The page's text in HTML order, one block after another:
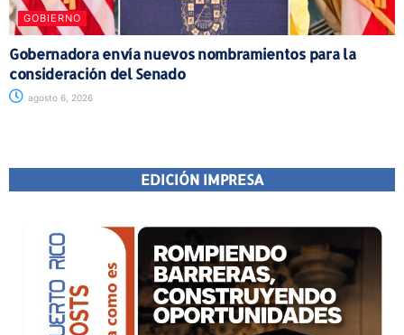
GOBIERNO
Gobernadora envía nuevos nombramientos para la
consideración del Senado
agosto 6, 2026
EDICIÓN IMPRESA